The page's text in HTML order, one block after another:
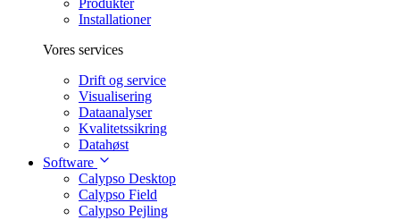
Produkter
Installationer
Vores services
Drift og service
Visualisering
Dataanalyser
Kvalitetssikring
Datahøst
Software
Calypso Desktop
Calypso Field
Calypso Pejling